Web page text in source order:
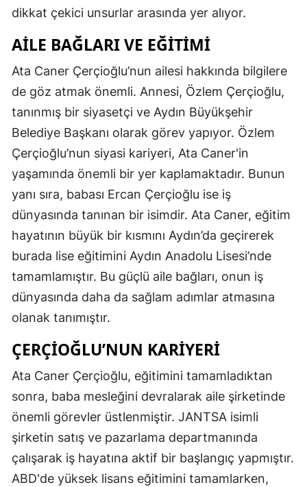
dikkat çekici unsurlar arasında yer alıyor.
AILE BAĞLARI VE EĞITIMI
Ata Caner Çerçioğlu’nun ailesi hakkında bilgilere
de göz atmak önemli. Annesi, Özlem Çerçioğlu,
tanınmış bir siyasetçi ve Aydın Büyükşehir
Belediye Başkanı olarak görev yapıyor. Özlem
Çerçioğlu’nun siyasi kariyeri, Ata Caner'in
yaşamında önemli bir yer kaplamaktadır. Bunun
yanı sıra, babası Ercan Çerçioğlu ise iş
dünyasında tanınan bir isimdir. Ata Caner, eğitim
hayatının büyük bir kısmını Aydın’da geçirerek
burada lise eğitimini Aydın Anadolu Lisesi’nde
tamamlamıştır. Bu güçlü aile bağları, onun iş
dünyasında daha da sağlam adımlar atmasına
olanak tanımıştır.
ÇERÇIOĞLU’NUN KARIYERI
Ata Caner Çerçioğlu, eğitimini tamamladıktan
sonra, baba mesleğini devralarak aile şirketinde
önemli görevler üstlenmiştir. JANTSA isimli
şirketin satış ve pazarlama departmanında
çalışarak iş hayatına aktif bir başlangıç yapmıştır.
ABD'de yüksek lisans eğitimini tamamlarken,